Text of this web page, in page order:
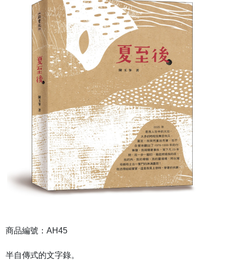
商品編號：AH45
半自傳式的文字錄。